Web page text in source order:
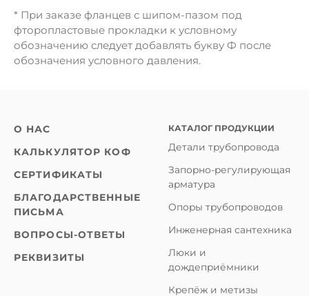
* При заказе фланцев с шипом-пазом под
фторопластовые прокладки к условному
обозначению следует добавлять букву Ф после
обозначения условного давления.
О НАС
КАЛЬКУЛЯТОР КОФ
СЕРТИФИКАТЫ
БЛАГОДАРСТВЕННЫЕ
ПИСЬМА
ВОПРОСЫ-ОТВЕТЫ
РЕКВИЗИТЫ
КАТАЛОГ ПРОДУКЦИИ
Детали трубопровода
Запорно-регулирующая
арматура
Опоры трубопроводов
Инженерная сантехника
Люки и
дождеприёмники
Крепёж и метизы